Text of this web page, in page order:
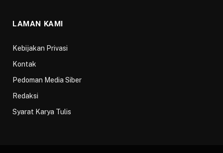
LAMAN KAMI
Kebijakan Privasi
Kontak
Pedoman Media Siber
Redaksi
Syarat Karya Tulis